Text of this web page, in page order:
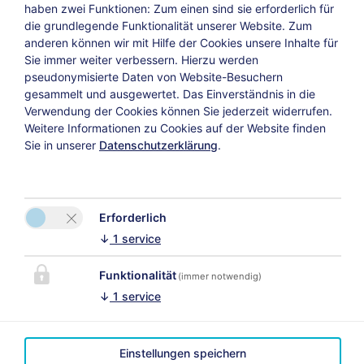
KONTAKT
Gästehaus Richter
Sandra Stechl
82491 Grainau
+49 8821 8709
Fax: +49 8821 82440
Option "Funktionalität"
Cookie Einstellungen
haben zwei Funktionen: Zum einen sind sie erforderlich für
die grundlegende Funktionalität unserer Website. Zum
anderen können wir mit Hilfe der Cookies unsere Inhalte für
Sie immer weiter verbessern. Hierzu werden
pseudonymisierte Daten von Website-Besuchern
gesammelt und ausgewertet. Das Einverständnis in die
Verwendung der Cookies können Sie jederzeit widerrufen.
Weitere Informationen zu Cookies auf der Website finden
Sie in unserer Datenschutzerklärung.
Erforderlich
↓ 1 service
Funktionalität (immer notwendig)
↓ 1 service
Einstellungen speichern